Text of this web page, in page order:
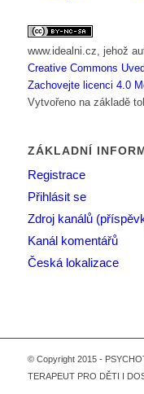
www.idealni.cz , jehož
Creative Commons
Zachovejte licenci 4.0
Vytvořeno na základě
ZÁKLADNÍ
Registrace
Přihlásit se
Zdroj kanálů
Kanál komentářů
Česká lokalizace
© Copyright 2015 -
TERAPEUT PRO DĚTI I